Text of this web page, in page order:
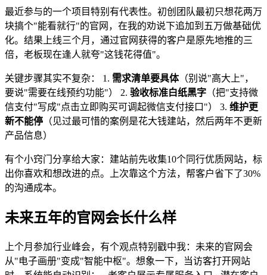
最近参与的一个项目特别有代表性。初创团队最初只想花两万
块搞个"能看就行"的官网，在我的劝说下追加到五万做基础优
化。结果上线三个月，通过官网获得的客户是原先地推的三
倍，老板现在逢人就夸"这钱花得值"。
关键步骤其实不复杂： 1. 需求清单要具体（别说"高大上"，
要说"需要在线预约功能"） 2. 验收标准白纸黑字 （把"支持微
信支付"写成"点击立即购买可调起微信支付接口"） 3. 维护更
新不能停 （见过最可惜的案例是花大钱建站，然后两年不更新
产品信息）
有个小窍门分享给大家：建站前先收集10个同行优质网站，标
出你喜欢和想改进的点。上次靠这个方法，帮客户省下了30%
的沟通成本。
未来五年的官网会长什么样
上个月参加行业峰会，有个观点特别戳中我：未来的官网会
从"电子画册"变成"智能中枢"。想象一下，当访客打开网站